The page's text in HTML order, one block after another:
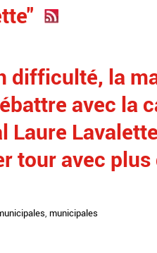
difficulté, la
avec la
Laure
tour avec plus
, municipales